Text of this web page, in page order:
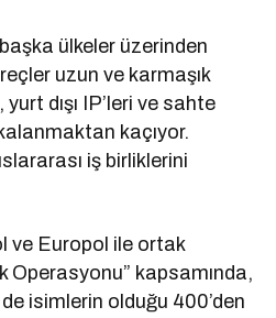
ülkeler üzerinden
uzun ve karmaşık
dışı IP’leri ve sahte
kaçıyor.
iş birliklerini
ve Europol ile ortak
Operasyonu” kapsamında,
isimlerin olduğu 400’den